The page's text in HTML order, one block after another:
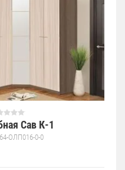
Сав К-1
64-ОЛП016-0-0